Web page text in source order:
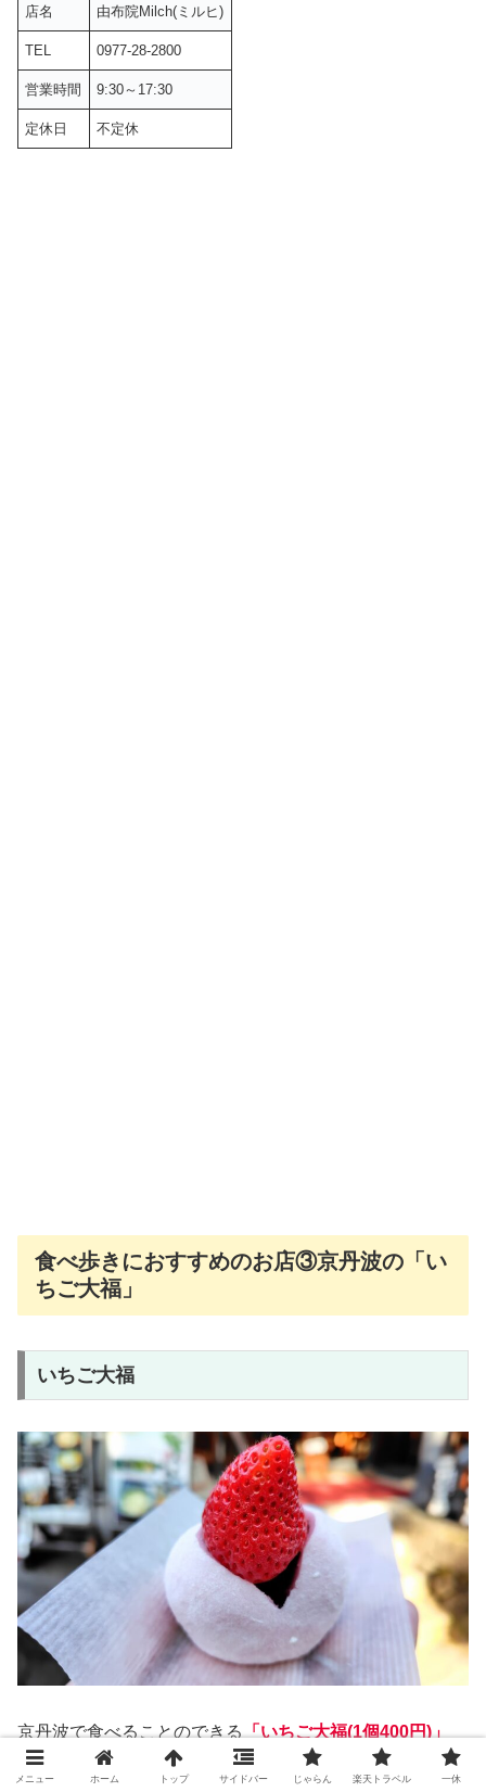
店名 由布院Milch(ミルヒ)
TEL 0977-28-2800
営業時間 9:30～17:30
定休日 不定休
食べ歩きにおすすめのお店③京丹波の「い
ちご大福」
いちご大福
京丹波で食べることのできる「いちご大福(1個400円)」
メニュー ホーム トップ サイドバー じゃらん 楽天トラベル 一休